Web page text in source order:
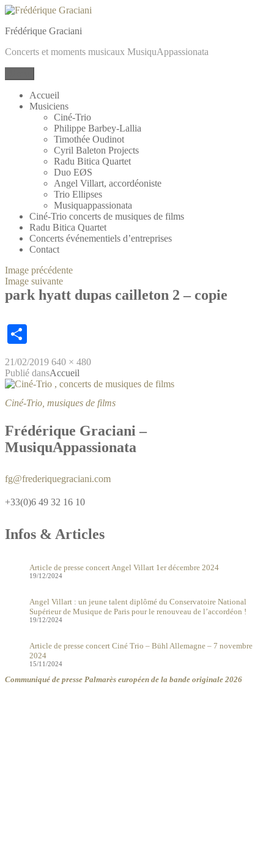
Aller
contenu
Frédérique Graciani
Concerts et moments musicaux MusiquAppassionata
Accueil
Musiciens
Ciné-Trio
Philippe Barbey-Lallia
Timothée Oudinot
Cyril Baleton Projects
Radu Bitica Quartet
Duo EØS
Angel Villart, accordéoniste
Trio Ellipses
Musiquappassionata
Ciné-Trio concerts de musiques de films
Radu Bitica Quartet
Concerts événementiels d’entreprises
Contact
Image précédente
Image suivante
park hyatt dupas cailleton 2 – copie
Publié
le
21/02/2019 Taille
réelle
640 × 480
Navigation
de
l’article
Publié dansAccueil
Ciné-Trio, musiques de films
Frédérique Graciani –
MusiquAppassionata
fg@frederiquegraciani.com
+33(0)6 49 32 16 10
Infos & Articles
Article de presse concert Angel Villart 1er décembre 2024
19/12/2024
Angel Villart : un jeune talent diplômé du Conservatoire National
Supérieur de Musique de Paris pour le renouveau de l’accordéon !
19/12/2024
Article de presse concert Ciné Trio – Bühl Allemagne – 7 novembre
2024
15/11/2024
Communiqué de presse Palmarès européen de la bande originale 2026